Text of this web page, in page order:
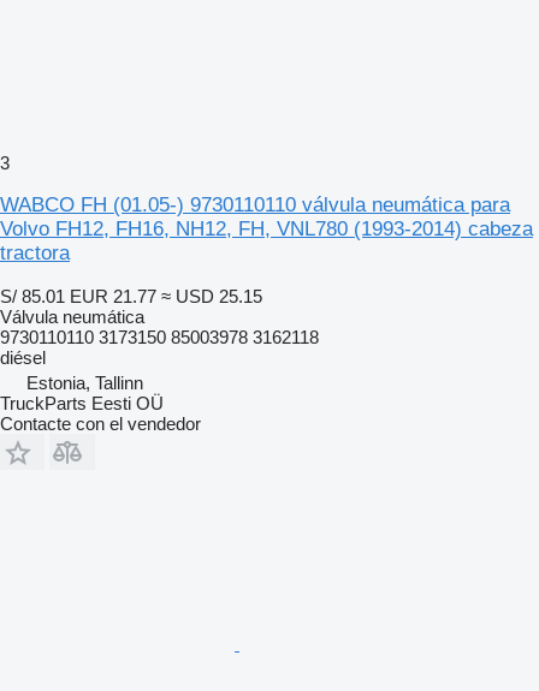
3
WABCO FH (01.05-) 9730110110 válvula neumática para
Volvo FH12, FH16, NH12, FH, VNL780 (1993-2014) cabeza
tractora
S/ 85.01 EUR 21.77 ≈ USD 25.15
Válvula neumática
9730110110 3173150 85003978 3162118
diésel
Estonia, Tallinn
TruckParts Eesti OÜ
Contacte con el vendedor